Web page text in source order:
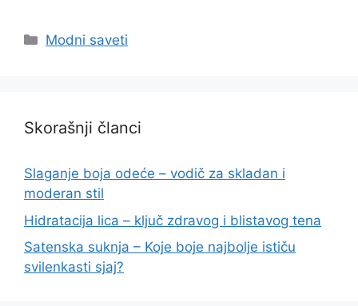
Categories
Modni saveti
Skorašnji članci
Slaganje boja odeće – vodič za skladan i
moderan stil
Hidratacija lica – ključ zdravog i blistavog tena
Satenska suknja – Koje boje najbolje ističu
svilenkasti sjaj?